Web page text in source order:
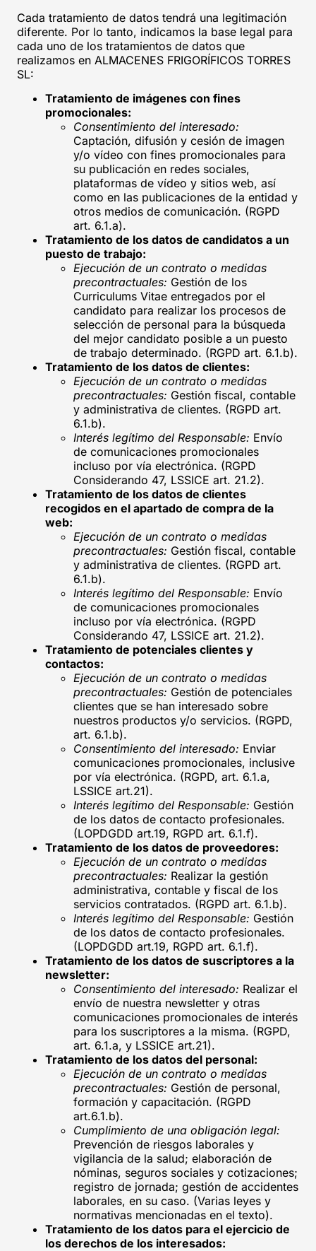
Cada tratamiento de datos tendrá una legitimación
diferente. Por lo tanto, indicamos la base legal para
cada uno de los tratamientos de datos que
realizamos en ALMACENES FRIGORÍFICOS TORRES
SL:
Tratamiento de imágenes con fines
promocionales:
Consentimiento del interesado:
Captación, difusión y cesión de imagen
y/o vídeo con fines promocionales para
su publicación en redes sociales,
plataformas de vídeo y sitios web, así
como en las publicaciones de la entidad y
otros medios de comunicación. (RGPD
art. 6.1.a).
Tratamiento de los datos de candidatos a un
puesto de trabajo:
Ejecución de un contrato o medidas
precontractuales: Gestión de los
Curriculums Vitae entregados por el
candidato para realizar los procesos de
selección de personal para la búsqueda
del mejor candidato posible a un puesto
de trabajo determinado. (RGPD art. 6.1.b).
Tratamiento de los datos de clientes:
Ejecución de un contrato o medidas
precontractuales: Gestión fiscal, contable
y administrativa de clientes. (RGPD art.
6.1.b).
Interés legítimo del Responsable: Envío
de comunicaciones promocionales
incluso por vía electrónica. (RGPD
Considerando 47, LSSICE art. 21.2).
Tratamiento de los datos de clientes
recogidos en el apartado de compra de la
web:
Ejecución de un contrato o medidas
precontractuales: Gestión fiscal, contable
y administrativa de clientes. (RGPD art.
6.1.b).
Interés legítimo del Responsable: Envío
de comunicaciones promocionales
incluso por vía electrónica. (RGPD
Considerando 47, LSSICE art. 21.2).
Tratamiento de potenciales clientes y
contactos:
Ejecución de un contrato o medidas
precontractuales: Gestión de potenciales
clientes que se han interesado sobre
nuestros productos y/o servicios. (RGPD,
art. 6.1.b).
Consentimiento del interesado: Enviar
comunicaciones promocionales, inclusive
por vía electrónica. (RGPD, art. 6.1.a,
LSSICE art.21).
Interés legítimo del Responsable: Gestión
de los datos de contacto profesionales.
(LOPDGDD art.19, RGPD art. 6.1.f).
Tratamiento de los datos de proveedores:
Ejecución de un contrato o medidas
precontractuales: Realizar la gestión
administrativa, contable y fiscal de los
servicios contratados. (RGPD art. 6.1.b).
Interés legítimo del Responsable: Gestión
de los datos de contacto profesionales.
(LOPDGDD art.19, RGPD art. 6.1.f).
Tratamiento de los datos de suscriptores a la
newsletter:
Consentimiento del interesado: Realizar el
envío de nuestra newsletter y otras
comunicaciones promocionales de interés
para los suscriptores a la misma. (RGPD,
art. 6.1.a, y LSSICE art.21).
Tratamiento de los datos del personal:
Ejecución de un contrato o medidas
precontractuales: Gestión de personal,
formación y capacitación. (RGPD
art.6.1.b).
Cumplimiento de una obligación legal:
Prevención de riesgos laborales y
vigilancia de la salud; elaboración de
nóminas, seguros sociales y cotizaciones;
registro de jornada; gestión de accidentes
laborales, en su caso. (Varias leyes y
normativas mencionadas en el texto).
Tratamiento de los datos para el ejercicio de
los derechos de los interesados: